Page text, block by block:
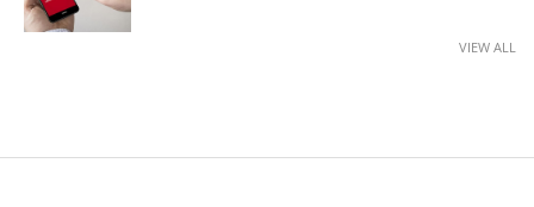
VIEW ALL